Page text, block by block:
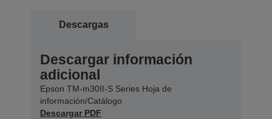
Descargas
Descargar información
adicional
Epson TM-m30II-S Series Hoja de
información/Catálogo
Descargar PDF